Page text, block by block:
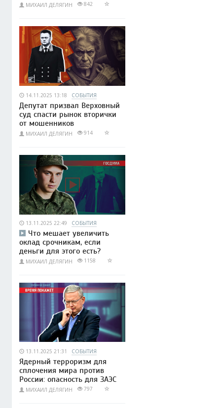
МИХАИЛ ДЕЛЯГИН 842
14.11.2025 13:18 СОБЫТИЯ
Депутат призвал Верховный
суд спасти рынок вторички
от мошенников
МИХАИЛ ДЕЛЯГИН 914
13.11.2025 22:49 СОБЫТИЯ
Что мешает увеличить
оклад срочникам, если
деньги для этого есть?
МИХАИЛ ДЕЛЯГИН 1158
13.11.2025 21:31 СОБЫТИЯ
Ядерный терроризм для
сплочения мира против
России: опасность для ЗАЭС
МИХАИЛ ДЕЛЯГИН 797